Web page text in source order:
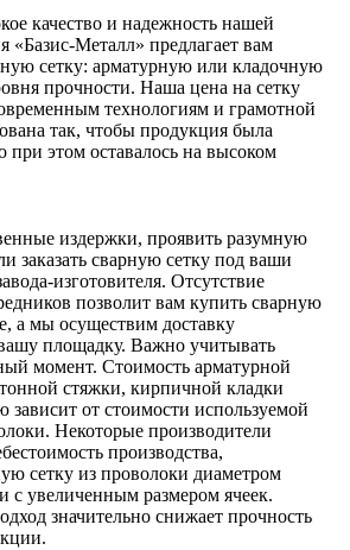
качество и надежность нашей
Металл» предлагает вам
сетку: арматурную или кладочную
прочности. Наша цена на сетку
технологиям и грамотной
так, чтобы продукция была
при этом оставалось на высоком
издержки, проявить разумную
заказать сварную сетку под ваши
изготовителя. Отсутствие
позволит вам купить сварную
а мы осуществим доставку
площадку. Важно учитывать
момент. Стоимость арматурной
стяжки, кирпичной кладки
от стоимости используемой
Некоторые производители
производства,
сетку из проволоки диаметром
с увеличенным размером ячеек.
значительно снижает прочность